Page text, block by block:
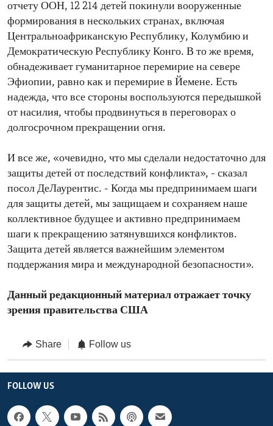
отчету ООН, 12 214 детей покинули вооруженные
формирования в нескольких странах, включая
Центральноафриканскую Республику, Колумбию и
Демократическую Республику Конго. В то же время,
обнадеживает гуманитарное перемирие на севере
Эфиопии, равно как и перемирие в Йемене. Есть
надежда, что все стороны воспользуются передышкой
от насилия, чтобы продвинуться в переговорах о
долгосрочном прекращении огня.
И все же, «очевидно, что мы сделали недостаточно для
защиты детей от последствий конфликта», - сказал
посол ДеЛаурентис. - Когда мы предпринимаем шаги
для защиты детей, мы защищаем и сохраняем наше
коллективное будущее и активно предпринимаем
шаги к прекращению затянувшихся конфликтов.
Защита детей является важнейшим элементом
поддержания мира и международной безопасности».
Данный редакционный материал отражает точку
зрения правительства США
Share Follow us
FOLLOW US